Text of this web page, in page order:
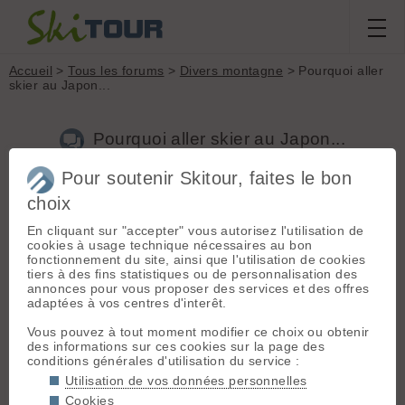
Accueil >Tous les forums > Divers montagne > Pourquoi aller
skier au Japon...
Pourquoi aller skier au Japon...
Nouveau sujet
Voir tous les sujets Chercher Archives
G
Gauthierp[41posts] - Le 23/09/2015 22:52
Article très intéressant sur les 5 raisons pour lesquelles il faut
aller skier au Japon... le pied ! h**p://blog.snowleader.com/5-
N NULL[712posts] - Le 24/09/2015 07:06
Je comprends que certains aient envie de nouveautés et oui
Pour soutenir Skitour, faites le bon
choix
En cliquant sur "accepter" vous autorisez l'utilisation de
cookies à usage technique nécessaires au bon
fonctionnement du site, ainsi que l'utilisation de cookies
tiers à des fins statistiques ou de personnalisation des
annonces pour vous proposer des services et des offres
adaptées à vos centres d'interêt.
Vous pouvez à tout moment modifier ce choix ou obtenir
des informations sur ces cookies sur la page des
conditions générales d'utilisation du service :
Utilisation de vos données personnelles
Cookies